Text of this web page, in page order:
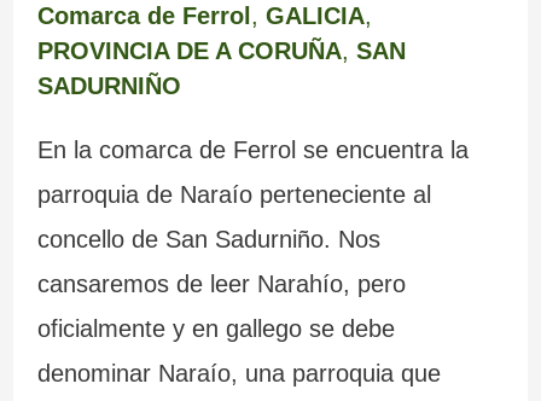
Comarca de Ferrol , GALICIA,
PROVINCIA DE A CORUÑA, SAN
SADURNIÑO
En la comarca de Ferrol se encuentra la
parroquia de Naraío perteneciente al
concello de San Sadurniño. Nos
cansaremos de leer Narahío, pero
oficialmente y en gallego se debe
denominar Naraío, una parroquia que